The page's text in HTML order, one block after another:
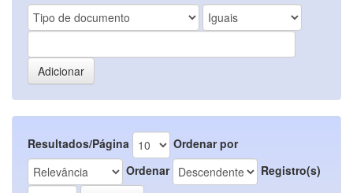
Resultados/Página
Ordenar por
Ordenar
Registro(s)